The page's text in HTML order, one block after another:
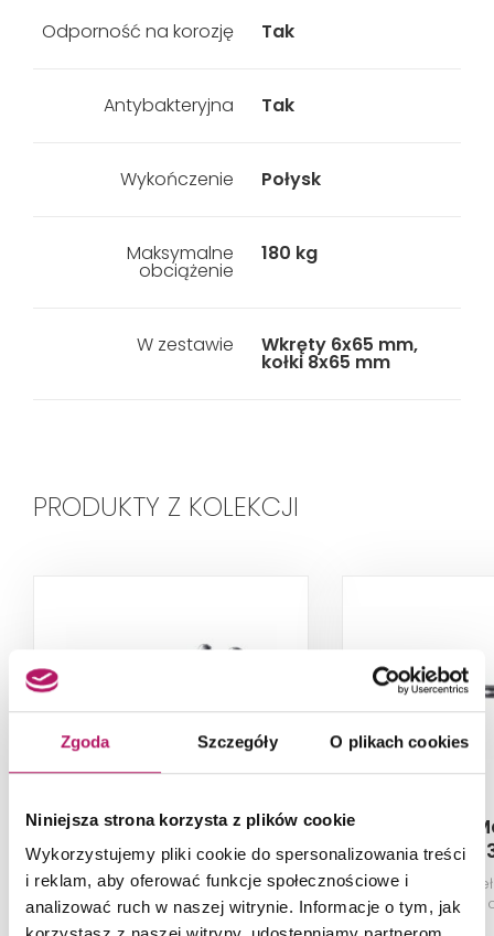
Zgoda Szczegóły O plikach cookies
Niniejsza strona korzysta z plików cookie
Wykorzystujemy pliki cookie do spersonalizowania treści
i reklam, aby oferować funkcje społecznościowe i
analizować ruch w naszej witrynie. Informacje o tym, jak
Odporność na korozję Tak
Antybakteryjna Tak
Wykończenie Połysk
Maksymalne
obciążenie
180 kg
W zestawie Wkręty 6x65 mm,
kołki 8x65 mm
PRODUKTY Z KOLEKCJI
Makoinstal Makolux PSM
155P
Poręcz dla niepełnosprawnych
umywalkowa trójnóg prawa 55
cm, mat
Makoinstal
Poręcz dla
prosta 30